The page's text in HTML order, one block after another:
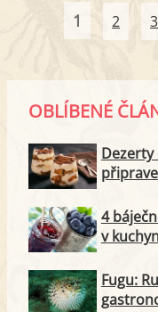
1 2 3
OBLÍBENÉ
Dezerty
4
v
Fugu: